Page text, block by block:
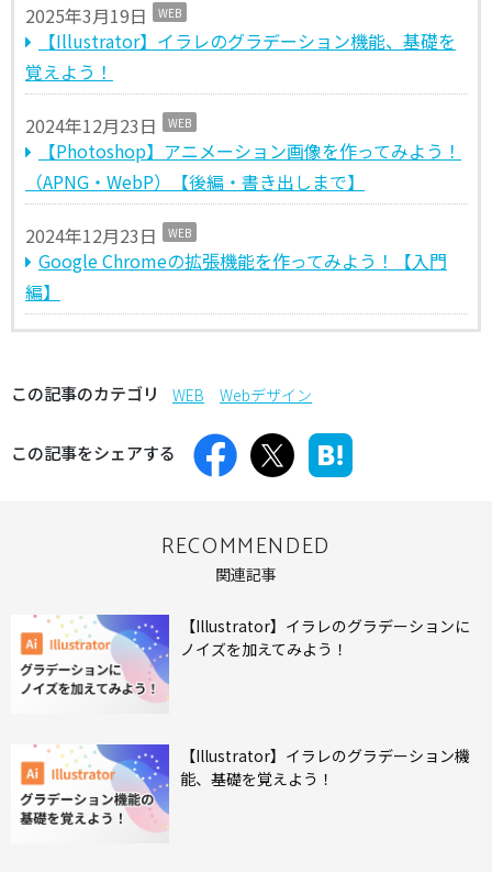
2025年3月19日 WEB
【Illustrator】イラレのグラデーション機能、基礎を
覚えよう！
2024年12月23日 WEB
【Photoshop】アニメーション画像を作ってみよう！
（APNG・WebP）【後編・書き出しまで】
2024年12月23日 WEB
Google Chromeの拡張機能を作ってみよう！【入門
編】
この記事のカテゴリ WEB Webデザイン
この記事をシェアする
RECOMMENDED
関連記事
【Illustrator】イラレのグラデーションに
ノイズを加えてみよう！
【Illustrator】イラレのグラデーション機
能、基礎を覚えよう！